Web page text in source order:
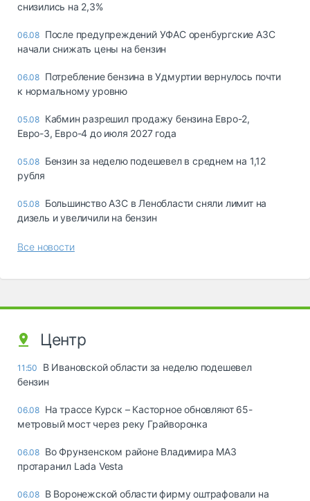
снизились на 2,3%
06.08 После предупреждений УФАС оренбургские АЗС
начали снижать цены на бензин
06.08 Потребление бензина в Удмуртии вернулось почти
к нормальному уровню
05.08 Кабмин разрешил продажу бензина Евро-2,
Евро-3, Евро-4 до июля 2027 года
05.08 Бензин за неделю подешевел в среднем на 1,12
рубля
05.08 Большинство АЗС в Ленобласти сняли лимит на
дизель и увеличили на бензин
Все новости
Центр
11:50
В Ивановской области за неделю подешевел
бензин
06.08 На трассе Курск – Касторное обновляют 65-
метровый мост через реку Грайворонка
06.08 Во Фрунзенском районе Владимира МАЗ
протаранил Lada Vesta
06.08 В Воронежской области фирму оштрафовали на